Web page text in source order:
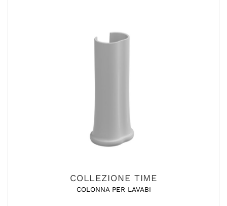
COLLEZIONE TIME
COLONNA PER LAVABI